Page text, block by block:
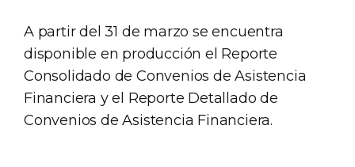
A partir del 31 de marzo se encuentra
disponible en producción el Reporte
Consolidado de Convenios de Asistencia
Financiera y el Reporte Detallado de
Convenios de Asistencia Financiera.